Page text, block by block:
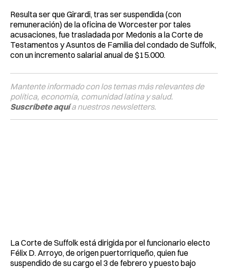
Resulta ser que Girardi, tras ser suspendida (con
remuneración) de la oficina de Worcester por tales
acusaciones, fue trasladada por Medonis a la Corte de
Testamentos y Asuntos de Familia del condado de Suffolk,
con un incremento salarial anual de $15.000.
Mantente informado con los temas más relevantes de
política, economía, comunidad latina y salud.
Suscríbete aquía nuestros newsletters.
La Corte de Suffolk está dirigida por el funcionario electo
Félix D. Arroyo, de origen puertorriqueño, quien fue
suspendido de su cargo el 3 de febrero y puesto bajo